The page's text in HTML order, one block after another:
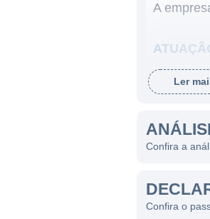
A
O setor
a
planos
às
se os
Ler
Confira a
Confira o